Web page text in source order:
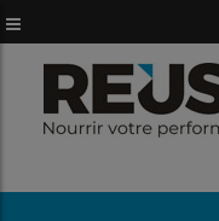
au
contenu
principal